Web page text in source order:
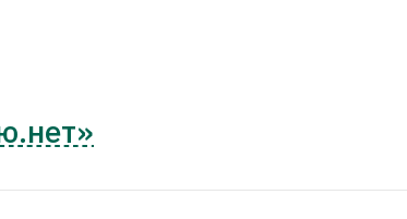
нет»